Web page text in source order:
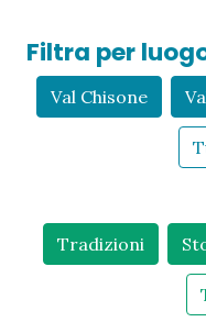
Filtra per
Val Chisone
Tradizioni